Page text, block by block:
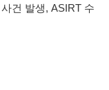
건 발생, ASIRT 수